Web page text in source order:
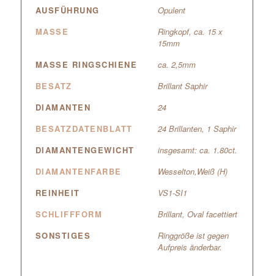
AUSFÜHRUNG
Opulent
MASSE
Ringkopf, ca. 15 x
15mm
MASSE RINGSCHIENE
ca. 2,5mm
BESATZ
Brillant Saphir
DIAMANTEN
24
BESATZDATENBLATT
24 Brillanten, 1 Saphir
DIAMANTENGEWICHT
insgesamt: ca. 1.80ct.
DIAMANTENFARBE
Wesselton,Weiß (H)
REINHEIT
VS1-SI1
SCHLIFFFORM
Brillant, Oval facettiert
SONSTIGES
Ringgröße ist gegen
Aufpreis änderbar.